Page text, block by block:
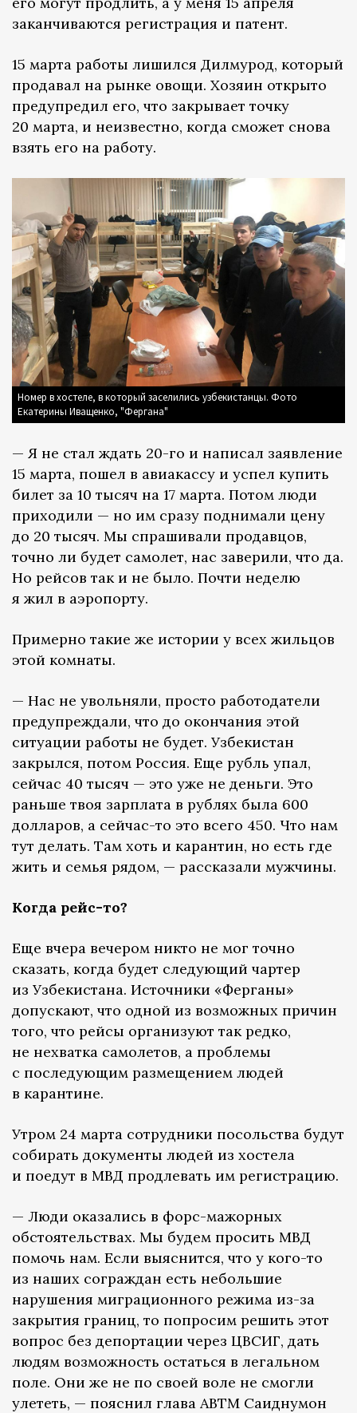
заканчиваются регистрация и патент.
15 марта работы лишился Дилмурод, который
продавал на рынке овощи. Хозяин открыто
предупредил его, что закрывает точку
20 марта, и неизвестно, когда сможет снова
взять его на работу.
Номер в хостеле, в который заселились узбекистанцы. Фото
Екатерины Иващенко, "Фергана"
— Я не стал ждать 20-го и написал заявление
15 марта, пошел в авиакассу и успел купить
билет за 10 тысяч на 17 марта. Потом люди
приходили — но им сразу поднимали цену
до 20 тысяч. Мы спрашивали продавцов,
точно ли будет самолет, нас заверили, что да.
Но рейсов так и не было. Почти неделю
я жил в аэропорту.
Примерно такие же истории у всех жильцов
этой комнаты.
— Нас не увольняли, просто работодатели
предупреждали, что до окончания этой
ситуации работы не будет. Узбекистан
закрылся, потом Россия. Еще рубль упал,
сейчас 40 тысяч — это уже не деньги. Это
раньше твоя зарплата в рублях была 600
долларов, а сейчас-то это всего 450. Что нам
тут делать. Там хоть и карантин, но есть где
жить и семья рядом, — рассказали мужчины.
Когда рейс-то?
Еще вчера вечером никто не мог точно
сказать, когда будет следующий чартер
из Узбекистана. Источники «Ферганы»
допускают, что одной из возможных причин
того, что рейсы организуют так редко,
не нехватка самолетов, а проблемы
с последующим размещением людей
в карантине.
Утром 24 марта сотрудники посольства будут
собирать документы людей из хостела
и поедут в МВД продлевать им регистрацию.
— Люди оказались в форс-мажорных
обстоятельствах. Мы будем просить МВД
помочь нам. Если выяснится, что у кого-то
из наших сограждан есть небольшие
нарушения миграционного режима из-за
закрытия границ, то попросим решить этот
вопрос без депортации через ЦВСИГ, дать
людям возможность остаться в легальном
поле. Они же не по своей воле не смогли
улететь, — пояснил глава АВТМ Саиднумон